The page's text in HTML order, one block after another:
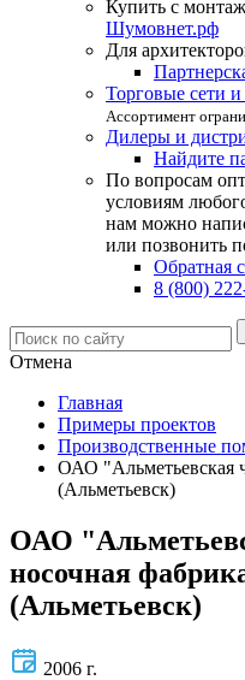
Купить с
Шумовнет.рф
Для
Торговые сети
Ассортимент
Дилеры и
Найдите
По вопросам
условиям
нам можно
или позвонить
Обратная
8 (800)
Отмена
Главная
Примеры проектов
Производственные
ОАО "Альметьевская
(Альметьевск)
ОАО
носочная
(Альметьевск)
2006 г.